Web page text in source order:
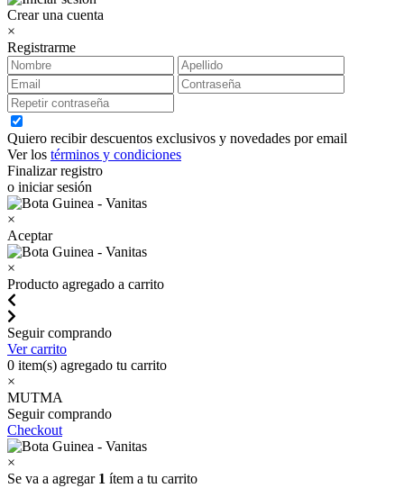
Crear una cuenta
×
Registrarme
Quiero recibir descuentos exclusivos y novedades por email
Ver los términos y condiciones
Finalizar registro
o iniciar sesión
×
Aceptar
×
Producto agregado a carrito
Seguir comprando
Ver carrito
0 item(s) agregado tu carrito
×
MUTMA
Seguir comprando
Checkout
×
Se va a agregar 1 ítem a tu carrito